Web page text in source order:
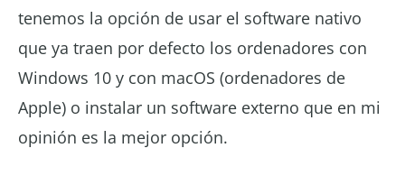
tenemos la opción de usar el software nativo
que ya traen por defecto los ordenadores con
Windows 10 y con macOS (ordenadores de
Apple) o instalar un software externo que en mi
opinión es la mejor opción.